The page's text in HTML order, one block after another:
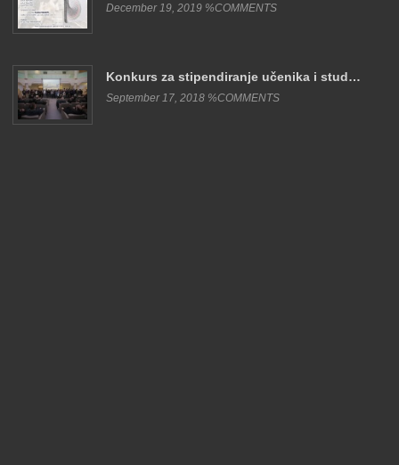
December 19, 2019 %COMMENTS
Konkurs za stipendiranje učenika i stud…
September 17, 2018 %COMMENTS